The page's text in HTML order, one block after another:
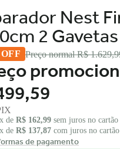
Nest
2
Preço normalR$
de R$ 162,99 sem juros no cartão
de R$ 137,87 com juros no cartão
de pagamento